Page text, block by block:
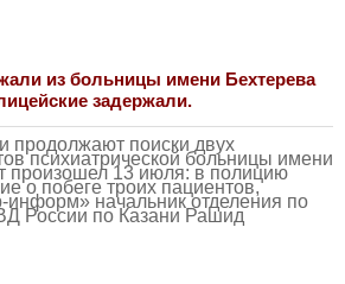
из больницы имени Бехтерева
задержали.
продолжают поиски двух
психиатрической больницы имени
произошел 13 июля: в полицию
о побеге троих пациентов,
начальник отделения по
России по Казани Рашид